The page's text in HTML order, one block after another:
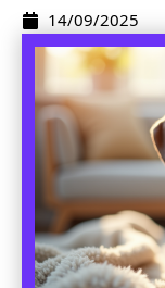
14/09/2025